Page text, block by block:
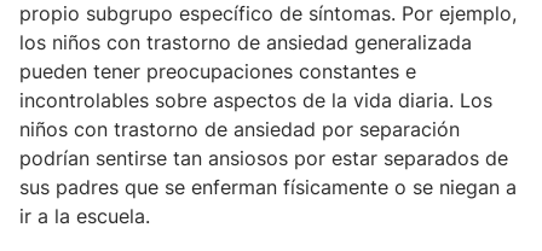
propio subgrupo específico de síntomas. Por ejemplo,
los niños con trastorno de ansiedad generalizada
pueden tener preocupaciones constantes e
incontrolables sobre aspectos de la vida diaria. Los
niños con trastorno de ansiedad por separación
podrían sentirse tan ansiosos por estar separados de
sus padres que se enferman físicamente o se niegan a
ir a la escuela.